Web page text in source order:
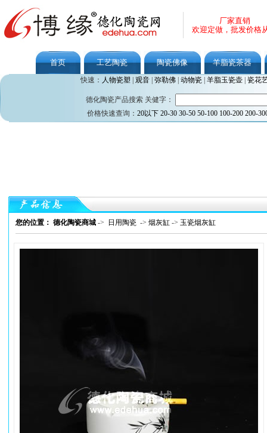
厂家直销
欢迎定做，批发价格
首页 工艺陶瓷 陶瓷佛像 羊脂瓷茶器
快速： 人物瓷塑 观音| 弥勒佛| 动物瓷| 羊脂玉瓷壶| 瓷花
德化陶瓷产品搜索 关健字：
价格快速查询： 20以下 20-30 30-50 50-100 100-200 200-
您的位置： 德化陶瓷商城 -> 日用陶瓷 -> 烟灰缸 -> 玉瓷烟灰缸